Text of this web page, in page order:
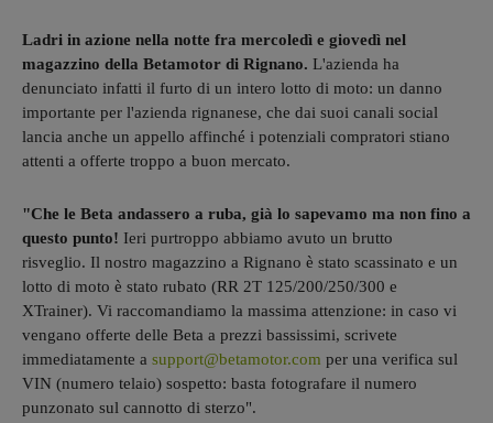
Ladri in azione nella notte fra mercoledì e giovedì nel
magazzino della Betamotor di Rignano. L'azienda ha
denunciato infatti il furto di un intero lotto di moto: un danno
importante per l'azienda rignanese, che dai suoi canali social
lancia anche un appello affinché i potenziali compratori stiano
attenti a offerte troppo a buon mercato.
"Che le Beta andassero a ruba, già lo sapevamo ma non fino a
questo punto! Ieri purtroppo abbiamo avuto un brutto
risveglio. Il nostro magazzino a Rignano è stato scassinato e un
lotto di moto è stato rubato (RR 2T 125/200/250/300 e
XTrainer). Vi raccomandiamo la massima attenzione: in caso vi
vengano offerte delle Beta a prezzi bassissimi, scrivete
immediatamente a support@betamotor.com per una verifica sul
VIN (numero telaio) sospetto: basta fotografare il numero
punzonato sul cannotto di sterzo".